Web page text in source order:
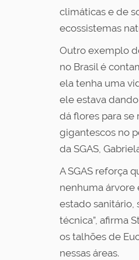
climáticas e de
ecossistemas
Outro exemplo
no Brasil é
ela tenha uma
ele estava
dá flores para
gigantescos no
da SGAS,
A SGAS reforça
nenhuma árvore
estado sanitário,
técnica”, afirma
os talhões de
nessas áreas.